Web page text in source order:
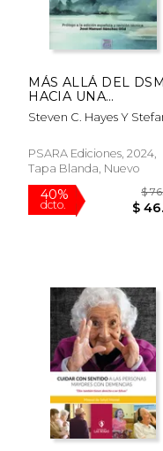
MÁS ALLÁ DEL
HACIA UNA
ALTERNATIVA
BASADA EN
DIAGNÓSTICO Y EL
TRATAMIENTO DE
Steven C. Hayes Y
PSARA Ediciones, 2024,
Tapa Blanda, Nuevo
40%
dcto. $